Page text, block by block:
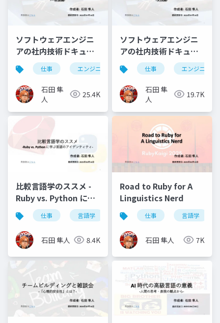
ソフトウェアエンジニ
アの社内技術ドキュメ
ンテーションへの向き
合い方 -一般論編-
仕事 エンジニアリング ドキュメンテーション
石田 隼
人
25.4K
ソフトウェアエンジニ
アの社内技術ドキュメ
ンテーションへの向き
合い方 -実践編-
仕事 エンジニアリ
石田 隼
人
19.7K
比較言語学のススメ -
Ruby vs. Python に学
ぶ言語のアイデンティ
ティ-
仕事 言語学 自然言語 プログラミング言
石田 隼人 8.4K
Road to Ruby for A
Linguistics Nerd
仕事 言語学
石田 隼人 7K